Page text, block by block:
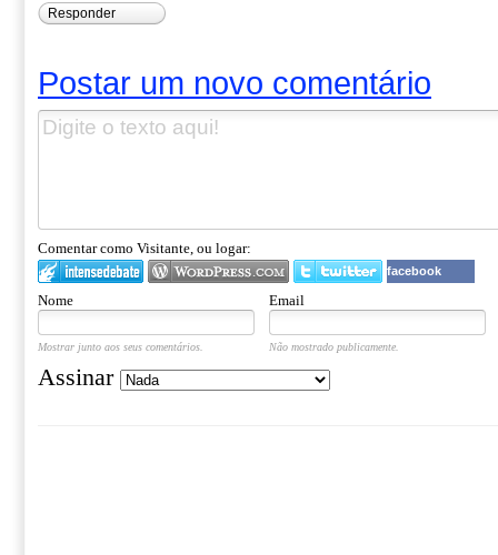
Responder
Postar um novo comentário
Comentar como Visitante, ou logar:
facebook
Nome Email
Mostrar junto aos seus comentários. Não mostrado publicamente.
Assinar